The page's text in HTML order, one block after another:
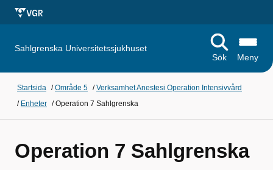
Sahlgrenska Universitetssjukhuset
Sök
Meny
Startsida /Område 5 /Verksamhet Anestesi Operation Intensivvård
/ Enheter /Operation 7 Sahlgrenska
Operation 7 Sahlgrenska